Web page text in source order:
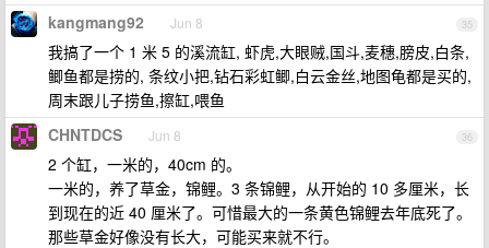
35
kangmang92 Jun 8
我搞了一个 1 米 5 的溪流缸, 虾虎,大眼贼,国斗,麦穗,膀皮,白条,
鲫鱼都是捞的, 条纹小把,钻石彩虹鲫,白云金丝,地图龟都是买的,
周末跟儿子捞鱼,擦缸,喂鱼
36
CHNTDCS Jun 8
2 个缸，一米的，40cm 的。
一米的，养了草金，锦鲤。3 条锦鲤，从开始的 10 多厘米，长
到现在的近 40 厘米了。可惜最大的一条黄色锦鲤去年底死了。
那些草金好像没有长大，可能买来就不行。